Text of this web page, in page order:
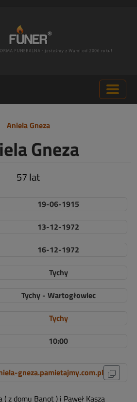
Gneza
57 lat
19-06-1915
13-12-1972
16-12-1972
Tychy
Tychy - Wartogłowiec
Tychy
10:00
gneza.pamietajmy.com.pl
( z domu Banot ) i Paweł Kasza